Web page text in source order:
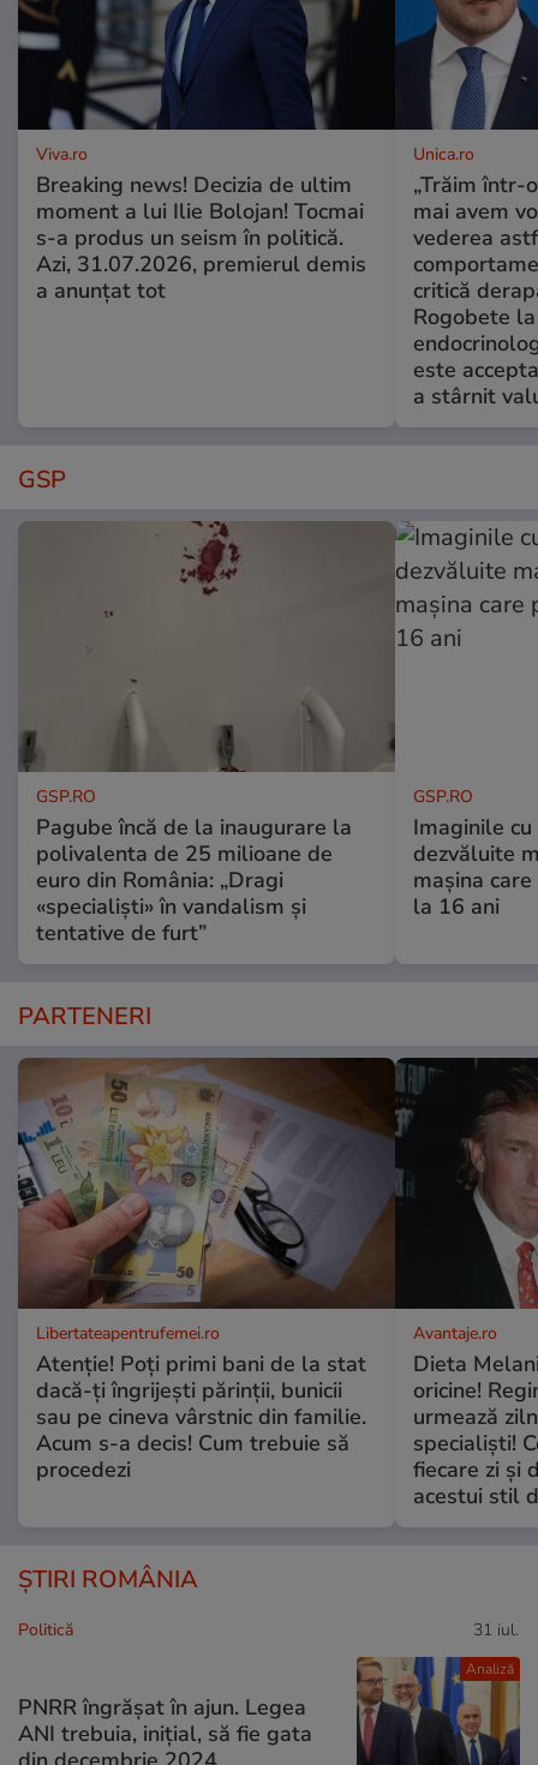
Viva.ro
Breaking news! Decizia de ultim
moment a lui Ilie Bolojan! Tocmai
s-a produs un seism în politică.
Azi, 31.07.2026, premierul demis
a anunțat tot
Unica.ro
„Trăim într-
mai avem
vederea
critică
Rogobete
este
a stârnit
GSP
GSP.RO
Pagube încă de la inaugurare la
polivalenta de 25 milioane de
euro din România: „Dragi
«specialiști» în vandalism și
tentative de furt”
GSP.RO
Imaginile
dezvăluite
mașina
la 16 ani
PARTENERI
Libertateapentrufemei.ro
Atenție! Poți primi bani de la stat
dacă-ți îngrijești părinții, bunicii
sau pe cineva vârstnic din familie.
Acum s-a decis! Cum trebuie să
procedezi
Avantaje.ro
Dieta
oricine!
urmează
specialiști!
fiecare zi și
acestui stil
ȘTIRI ROMÂNIA
Analiză
Politică 31 iul.
PNRR îngrășat în ajun. Legea
ANI trebuia, inițial, să fie gata